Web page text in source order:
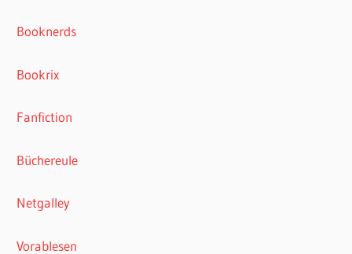
Booknerds
Bookrix
Fanfiction
Büchereule
Netgalley
Vorablesen